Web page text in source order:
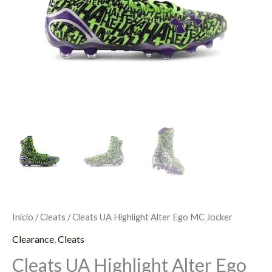
Inicio /Cleats / Cleats UA Highlight Alter Ego MC Jocker
Clearance Cleats
Cleats UA Highlight Alter Ego